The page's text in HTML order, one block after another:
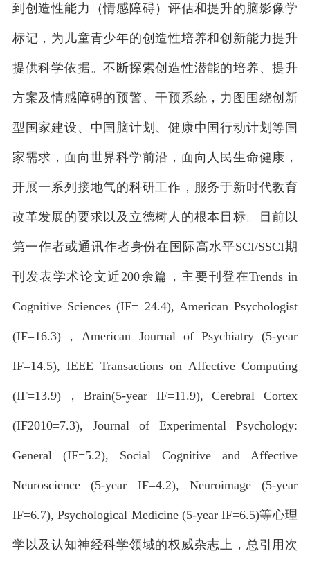
到创造性能力（情感障碍）评估和提升的脑影像学
标记，为儿童青少年的创造性培养和创新能力提升
提供科学依据。不断探索创造性潜能的培养、提升
方案及情感障碍的预警、干预系统，力图围绕创新
型国家建设、中国脑计划、健康中国行动计划等国
家需求，面向世界科学前沿，面向人民生命健康，
开展一系列接地气的科研工作，服务于新时代教育
改革发展的要求以及立德树人的根本目标。目前以
第一作者或通讯作者身份在国际高水平SCI/SSCI期
刊发表学术论文近200余篇，主要刊登在Trends in
Cognitive Sciences (IF= 24.4), American Psychologist
(IF=16.3)，American Journal of Psychiatry (5-year
IF=14.5), IEEE Transactions on Affective Computing
(IF=13.9)，Brain(5-year IF=11.9), Cerebral Cortex
(IF2010=7.3), Journal of Experimental Psychology:
General (IF=5.2), Social Cognitive and Affective
Neuroscience (5-year IF=4.2), Neuroimage (5-year
IF=6.7), Psychological Medicine (5-year IF=6.5)等心理
学以及认知神经科学领域的权威杂志上，总引用次